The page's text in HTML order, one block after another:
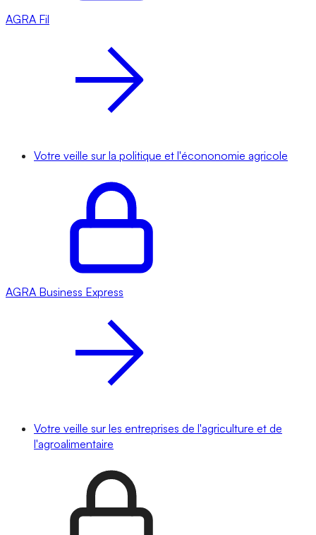
AGRA Fil
Votre veille sur la politique et l'écononomie agricole
AGRA Business Express
Votre veille sur les entreprises de l'agriculture et de
l'agroalimentaire